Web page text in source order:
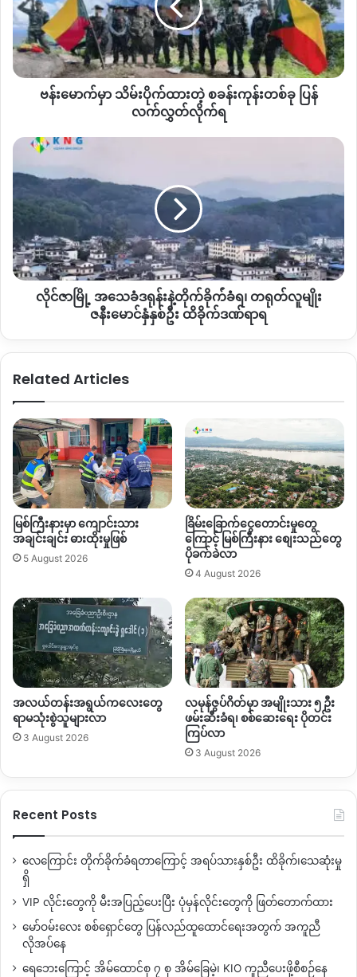
လုံးခင်းကနေ ဖားကန့် ယမ်းချက်စက်ရုံအထိ စစ်ကြောင်းထွက်ခွာ
သွားတဲ့ လမ်းတစ်လျှောက်မှာ KIAနဲ့PDFတပ်ဖွဲ့တွေ မိုင်းဆွဲ
တိုက်ခိုက်တာတွေရှိခဲ့ပေမယ့် စစ်ကြောင်းတွေ ထွက်ခွာနိုင်ခဲ့တယ်လို့
လည်း သိရပါတယ်။
စစ်တပ်ဘက်ကနေ စစ်အင်အားတစ်ချို့ ဖားကန့်ဒေသထဲကနေ ပြန်
ပြီးထွက်ခွာသွားတာဟာ တပ်ချိန်းတာဖြစ်နိုင်သလို တစ်ခြား
တိုက်ပွဲ‌နေရာဒေသကို ပြန်ထိုးဖို့လည်း ဖြစ်နိုင်တယ်လို့ ဖားကန့်
KPDFကတာဝန်ရှိသူတစ်ဦး အခုလိုသုံးသပ်ထားပါတယ်။
“စစ်အင်အားတစ်ချို့ပြန်ဆုတ်သွားတာကသေချာပါတယ်။ တိုက်ပွဲမ
ဖော်ဆောင်တော့ပဲ ညှိနှိုင်းပြီး ဆုတ်သွားတာလား။ စစ်တပ်ရဲ့ အမိန့်
ကြောင့် တခြားလိုအပ်နေတဲ့ နေရာမှာဖြည့်ဖို့ လားပြောဖို့တော့ခက်
တယ်။ ဖားကန့်အကျိုးစီးပွားနယ်မြေဆိုတော့လေ တိတိကျကျပြော
ဖို့ခက်ပါတယ်။ အများဆုံးထွက်သွားတာက မှော်ဆီစာဘုရားကုန်းက
ပါတယ်။ လုံးခင်းမျောက်ကုန်းနေရာတွေက ဆုတ်သွားတာပါ။ အင်း
အားက တစ်ရာကျော်နဲ့ ၂၀၀ လောက်ရှိပါတယ်”လို့ပြောပါတယ်။
ဖားကန့်ဒေသကို ပြီးခဲ့တဲ့ ဧပြီလကတည်းကနေ လက်လွတ်လိုက်ရ
တဲ့ နေရာတွေကို ပြန်ရဖို့ စစ်ကြောင်းထိုးထားတဲ့ စစ်အင်အား ၈၀၀ နဲ့
တစ်ထောင်ကြားမှာရှိနိုင်တယ်လို့ ဖားပြည်သူတွေပြောပါတယ်။
အဲဒီစစ်အင်အားထဲက ၂၀၀ ခန့်သာ စစ်ကြောင်းပြန်ထွက်ခွာသွားတာ
ဖြစ်တာကြောင့် လိုအပ်တဲ့နေရာတွေမှာ ပြန်ဖြည့်တင်းဖို့ ထွက်ခွာ
သွားတာဖြစ်နိုင်တယ်လို့သုံးသပ်နေကြပါတယ်။
ဒါ့အပြင် စစ်တပ်ဟာ ဖားကန့်ကို စစ်ကြောင်းစတင်ထိုးလာတဲ့အခါ
မှာ စစ်တပ်လက်အောက်ခံ ပြည်သူ့စစ်အင်အားအသုံးပြုပြီး ဝင်
ရောက်လာတာဖြစ်ပြီး လက်ရှိ စစ်တပ်ဝင်ရောက်ထားနိုင်တဲ့ နေရာ
တွေမှာ ပြည်သူ့စစ်အဖွဲ့တွေကို ပြန်ပြီးထိန်းချုပ်ခိုင်းစေလိုတာ
ကြောင့် စစ်အင်အားတစ်ချို့ပြန်ပြီး ဆုတ်ခွာသွားတာဖြစ်နိုင်တယ်လို့
လည်း ပြောဆိုနေကြပါတယ်။
အခုလို စစ်ကြောင်းတစ်ချို့ပြန်ပြီး ထွက်ခွာသွားပေမယ့် အင်အား
အများပိုင်းက ဖားကန့်ဒေသမှာ ကျန်ရှိနေသေးတာကြောင့် ဖားကန့်
တိုက်ပွဲက ငြိမ်သက်သွားမှာမဟုတ်ဘူးလို့ တော်လှန်ဖွဲ့ဝင်တွေပြောပါ
တယ်။
ဖားကန့်ဒေသခံတစ်ချို့ပြောဆိုချက်အရတော့ ဖားကန့်ဗျူဟာမှူး
ဘက်မှာ ဆင်းသွားတာဖြစ်တယ်လို့ သုံးသပ်နေကြပါတယ်။
စစ်တပ်ရဲ့ တန်ပြန်ထိုးစစ် ၅ လကျော်အတွင်းမှာ ဖားကန့်ရဲ့ လူဦးရေ
ထူထပ်ပြီး ယခင်အုပ်ချုပ်ရေးယန္တရားတွေလည်ပတ်ခဲ့တဲ့ ရွာအကြီး
တွေကို စစ်တပ်အာဏာရဖို့ တိုက်ပွဲဖော်ဆောင်ခဲ့ရာမှာ ကားမိုင်း–နန့်
ယား ဖားကန့်လမ်းပိုင်း၊ လုံးခင်းကျေးရွာအုပ်စုနဲ့ ဖာကန့်မြို့တွင်း
နေရာတော်တော်များများကို စစ်တပ်က ဝင်ရောက်နေရာယူနိုင်ခဲ့တာ
ဖြစ်ပါတယ်။
ထား
တဲ့
စခန်း
ကုန်း
တစ်
လိုက်
ဗန်းမောက်မှာ သိမ်းပိုက်ထားတဲ့ စခန်းကုန်းတစ်ခု ပြန်
လက်လွှတ်လိုက်ရ
လိုင်
မြို့
အသေခံ
ဒ
ရုန်း
နဲ့
တိုက်
ခို
နှစ်
ဒဏ်ရာ
ရ
လိုင်ဇာမြို့ အသေခံဒရုန်းနဲ့တိုက်ခိုက်ံခံရ၊ တရုတ်လူမျိုး
ဇနီးမောင်နှံနှစ်ဦး ထိခိုက်ဒဏ်ရာရ
Related Articles
မြစ်ကြီးနားမှာ ကျောင်းသား
အချင်းချင်း ဓားထိုးမှုဖြစ်
5 August 2026
ခြိမ်းခြောက်ငွေတောင်းမှုတွေ
ကြောင့် မြစ်ကြီးနား စျေးသည်တွေ
ပိုခက်ခဲလာ
4 August 2026
အလယ်တန်းအရွယ်ကလေးတွေ
ရာမသုံးစွဲသူများလာ
3 August 2026
လမုန်ဇွပ်ဂိတ်မှာ အမျိုးသား ၅ ဦး
ဖမ်းဆီးခံရ၊ စစ်ဆေးရေး ပိုတင်း
ကြပ်လာ
3 August 2026
Recent Posts
လေကြောင်း တိုက်ခိုက်ခံရတာကြောင့် အရပ်သားနှစ်ဦး ထိခိုက်၊သေဆုံးမှု
ရှိ
VIP လိုင်းတွေကို မီးအပြည့်ပေးပြီး ပုံမှန်လိုင်းတွေကို ဖြတ်တောက်ထား
မော်ဝမ်းလေး စစ်ရှောင်တွေ ပြန်လည်ထူထောင်ရေးအတွက် အကူညီ
လိုအပ်နေ
ရေဘေးကြောင့် အိမ်ထောင်စု ၇ စု အိမ်ခြေမဲ့၊ KIO ကူညီပေးဖို့စီစဉ်နေ